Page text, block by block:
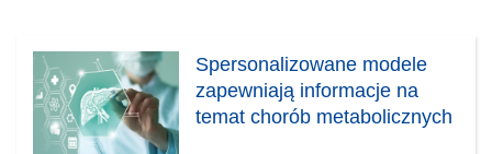
Spersonalizowane modele
zapewniają informacje na
temat chorób metabolicznych